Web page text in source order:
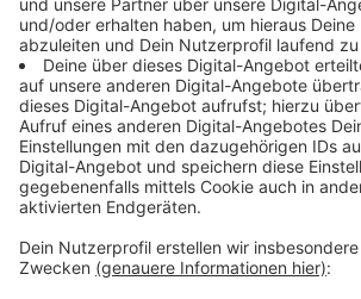
eine Internetseite, auf der sich zu
detailliertere Informationen aus der
Übersetzungen in andere Sprachen
Weitere Infos zum Evolutionsweg:
https://evolutionsweg.de/
Anzeige